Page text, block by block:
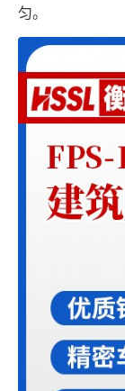
匀。